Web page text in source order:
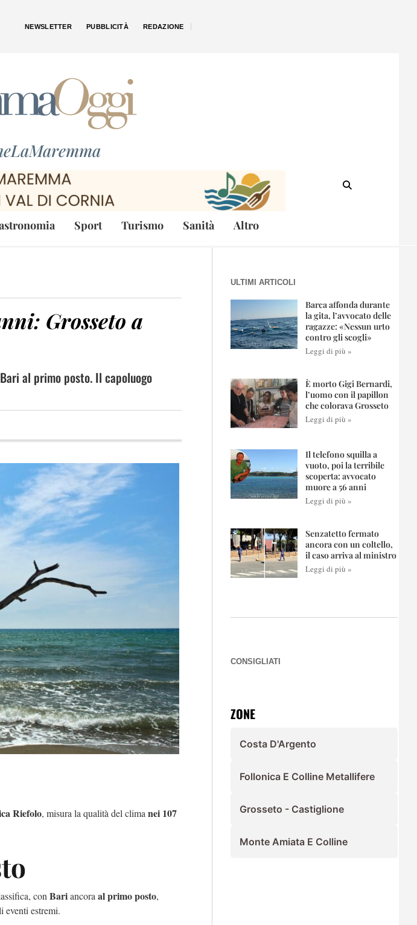
NEWSLETTER PUBBLICITÀ REDAZIONE
Sport Turismo Sanità Altro
Grosseto a
al primo posto. Il capoluogo
Riefolo, misura la qualità del clima nei 107
con Bariancora al primo posto,
eventi estremi.
ULTIMI ARTICOLI
Barca affonda durante
la gita, l’avvocato delle
ragazze: «Nessun urto
contro gli scogli»
Leggi di più »
È morto Gigi Bernardi,
l’uomo con il papillon
che colorava Grosseto
Leggi di più »
Il telefono squilla a
vuoto, poi la terribile
scoperta: avvocato
muore a 56 anni
Leggi di più »
Senzatetto fermato
ancora con un coltello,
il caso arriva al ministro
Leggi di più »
CONSIGLIATI
ZONE
Costa D'Argento
Follonica E Colline Metallifere
Grosseto - Castiglione
Monte Amiata E Colline